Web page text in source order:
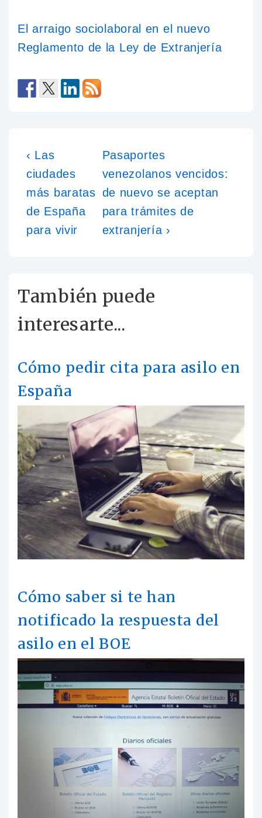
El arraigo sociolaboral en el nuevo
Reglamento de la Ley de Extranjería
‹ Las
ciudades
más baratas
de España
para vivir
Pasaportes
venezolanos vencidos:
de nuevo se aceptan
para trámites de
extranjería ›
También puede
interesarte...
Cómo pedir cita para asilo en
España
Cómo saber si te han
notificado la respuesta del
asilo en el BOE